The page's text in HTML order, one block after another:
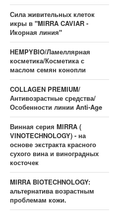
Сила живительных клеток
икры в "MIRRA CAVIAR -
Икорная линия"
HEMPYBIO/Ламеллярная
косметика/Косметика с
маслом семян конопли
COLLAGEN PREMIUM/
Антивозрастные средства/
Особенности линии Anti-Age
Винная серия MIRRA (
VINOTECHNOLOGY) - на
основе экстракта красного
сухого вина и виноградных
косточек
MIRRA BIOTECHNOLOGY:
альтернатива возрастным
проблемам кожи.